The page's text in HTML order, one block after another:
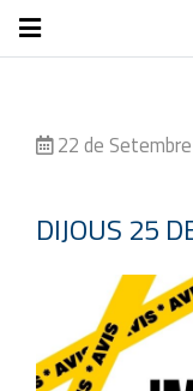
22 de
DIJOUS 25